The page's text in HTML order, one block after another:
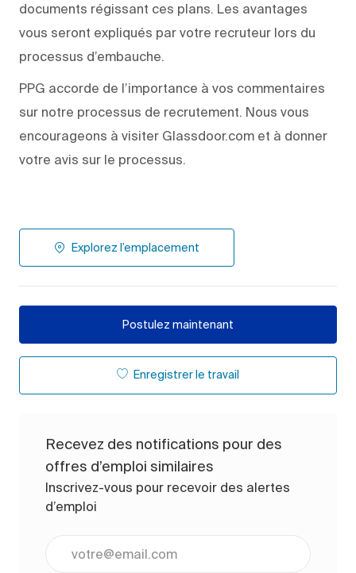
documents régissant ces plans. Les avantages
vous seront expliqués par votre recruteur lors du
processus d’embauche.
PPG accorde de l’importance à vos commentaires
sur notre processus de recrutement. Nous vous
encourageons à visiter Glassdoor.com et à donner
votre avis sur le processus.
Explorez l’emplacement
Postulez maintenant
Enregistrer le travail
Recevez des notifications pour des
offres d’emploi similaires
Inscrivez-vous pour recevoir des alertes
d’emploi